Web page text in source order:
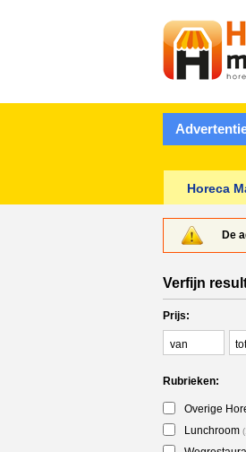
Horeca
De
Verfijn
Prijs:
Rubrieken:
Overige
Lunchroom